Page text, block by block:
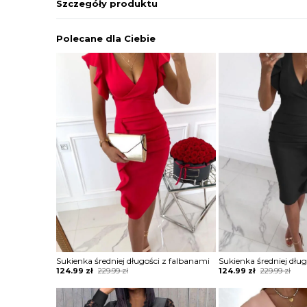
Szczegóły produktu
Polecane dla Ciebie
Sukienka średniej długości z falbanami
229.99zł
Original
was:
229.99 zł.
124.99 zł
Current
is:
124.99 zł.
Sukienka średniej
229.99zł
Original
was:
229.99 zł.
124.99 zł
Current
is:
124.99 zł.